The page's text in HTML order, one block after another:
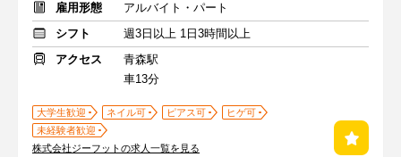
雇用形態
アルバイト・パート
シフト
週3日以上 1日3時間以上
アクセス
青森駅
車13分
大学生歓迎 ネイル可 ピアス可
ヒゲ可
未経験者歓迎
株式会社ジーフットの求人一覧を見る